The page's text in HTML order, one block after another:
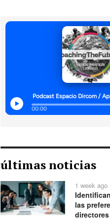
últimas noticias
1 week ago
las